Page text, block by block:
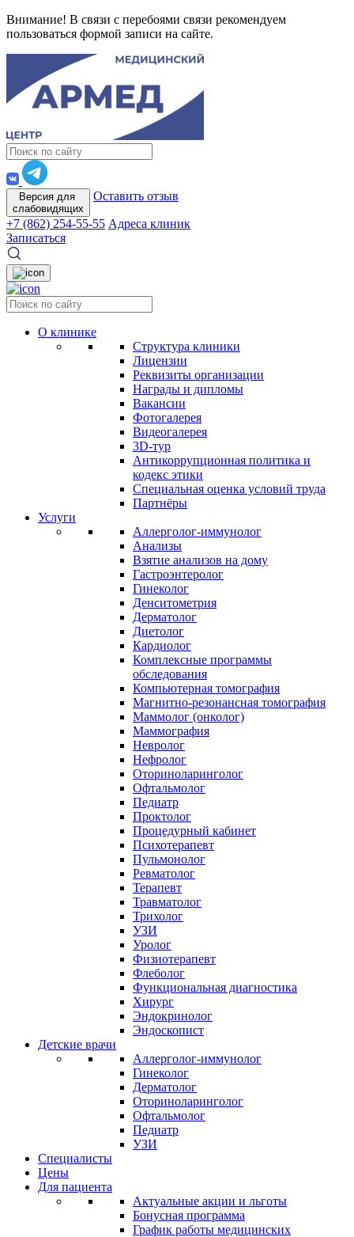
Внимание! В связи с перебоями связи рекомендуем
пользоваться формой записи на сайте.
Версия для
слабовидящих
Оставить отзыв
+7 (862) 254-55-55 Адреса клиник
Записаться
О клинике
Структура клиники
Лицензии
Реквизиты организации
Награды и дипломы
Вакансии
Фотогалерея
Видеогалерея
3D-тур
Антикоррупционная политика и
кодекс этики
Специальная оценка условий труда
Партнёры
Услуги
Аллерголог-иммунолог
Анализы
Взятие анализов на дому
Гастроэнтеролог
Гинеколог
Денситометрия
Дерматолог
Диетолог
Кардиолог
Комплексные программы
обследования
Компьютерная томография
Магнитно-резонансная томография
Маммолог (онколог)
Маммография
Невролог
Нефролог
Оториноларинголог
Офтальмолог
Педиатр
Проктолог
Процедурный кабинет
Психотерапевт
Пульмонолог
Ревматолог
Терапевт
Травматолог
Трихолог
УЗИ
Уролог
Физиотерапевт
Флеболог
Функциональная диагностика
Хирург
Эндокринолог
Эндоскопист
Детские врачи
Аллерголог-иммунолог
Гинеколог
Дерматолог
Оториноларинголог
Офтальмолог
Педиатр
УЗИ
Специалисты
Цены
Для пациента
Актуальные акции и льготы
Бонусная программа
График работы медицинских